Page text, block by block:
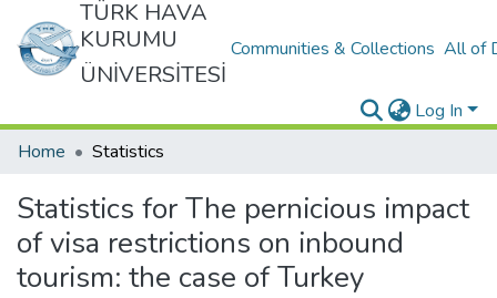
TÜRK HAVA
KURUMU
ÜNİVERSİTESİ
Communities & Collections All of
Log In
Home
Statistics
Statistics for The pernicious impact
of visa restrictions on inbound
tourism: the case of Turkey